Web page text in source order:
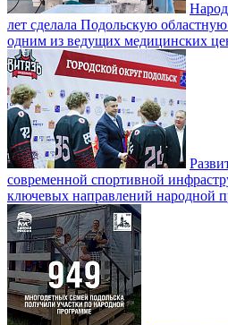
лет сделала Подольскую
одним из ведущих медицинских
современной спортивной
ключевых направлений народной